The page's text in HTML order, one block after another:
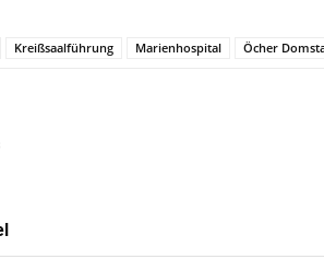
Kreißsaalführung Marienhospital Öcher